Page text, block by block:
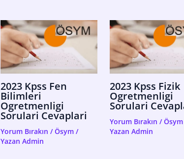
2023 Kpss Fen
Bilimleri
Ogretmenligi
Sorulari Cevaplari
Yorum Bırakın /Ösym/
Yazan Admin
2023 Kpss Fizik
Ogretmenligi
Sorulari
Yorum Bırakın /Ösym
Yazan Admin